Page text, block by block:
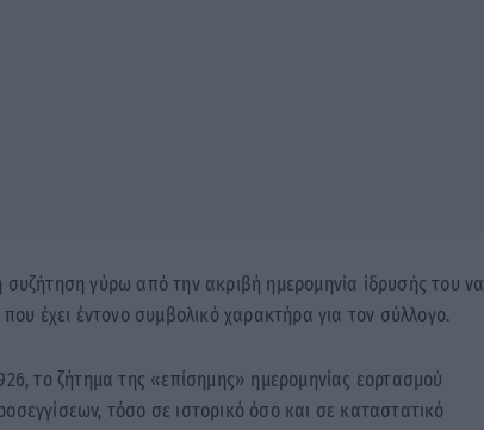
συζήτηση γύρω από την ακριβή ημερομηνία ίδρυσής του να
έχει έντονο συμβολικό χαρακτήρα για τον σύλλογο.
το ζήτημα της «επίσημης» ημερομηνίας εορτασμού
τόσο σε ιστορικό όσο και σε καταστατικό